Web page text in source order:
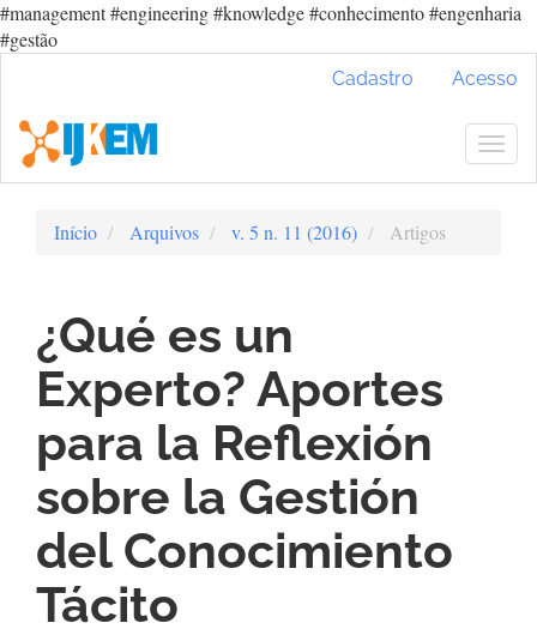
#management #engineering #knowledge #conhecimento #engenharia
#gestão
Conteúdo
principal
Barra
Cadastro Acesso
Início Arquivos v. 5 n. 11 (2016) Artigos
¿Qué es un
Experto? Aportes
para la Reflexión
sobre la Gestión
del Conocimiento
Tácito